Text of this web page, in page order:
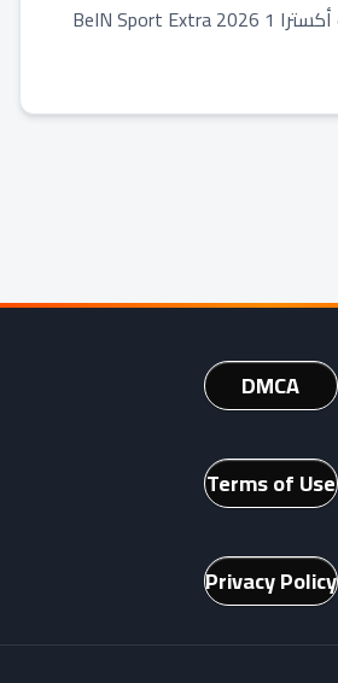
تردد قناة بين سبورت أكسترا 1 2026 BeIN Sport Extra
DMCA
Terms of Use
Privacy Policy